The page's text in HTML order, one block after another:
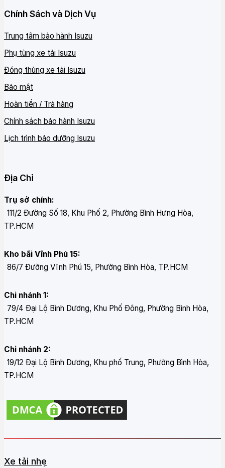
Chính Sách và Dịch Vụ
Trung tâm bảo hành Isuzu
Phụ tùng xe tải Isuzu
Đóng thùng xe tải Isuzu
Bảo mật
Hoàn tiền / Trả hàng
Chính sách bảo hành Isuzu
Lịch trình bảo dưỡng Isuzu
Địa Chỉ
Trụ sở chính:
111/2 Đường Số 18, Khu Phố 2, Phường Bình Hưng Hòa,
TP.HCM
Kho bãi Vĩnh Phú 15:
86/7 Đường Vĩnh Phú 15, Phường Bình Hòa, TP.HCM
Chi nhánh 1:
79/4 Đại Lộ Bình Dương, Khu Phố Đông, Phường Bình Hòa,
TP.HCM
Chi nhánh 2:
19/12 Đại Lộ Bình Dương, Khu phố Trung, Phường Bình Hòa,
TP.HCM
Xe tải nhẹ